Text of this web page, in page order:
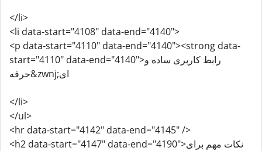
</li>
<li data-start="4108" data-end="4140">
<p data-start="4110" data-end="4140"><strong data-
start="4110" data-end="4140">رابط کاربری ساده و
حرفه&zwnj;ای
</li>
</ul>
<hr data-start="4142" data-end="4145" />
<h2 data-start="4147" data-end="4190">نکات مهم برای